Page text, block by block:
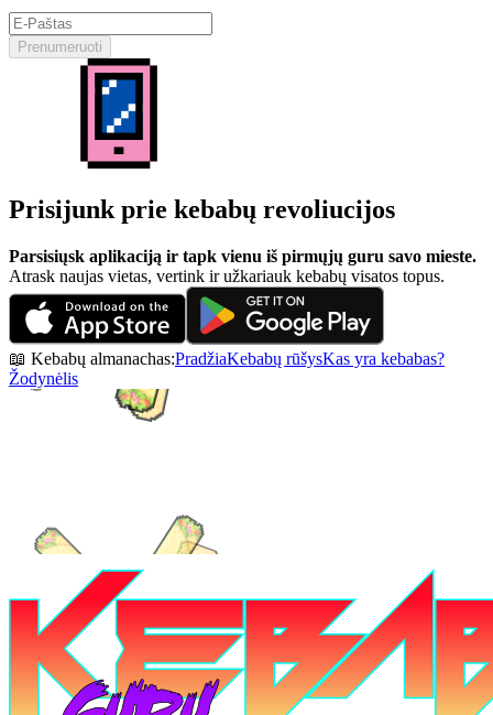
Prenumeruoti
Prisijunk prie kebabų revoliucijos
Parsisiųsk aplikaciją ir tapk vienu iš pirmųjų guru savo mieste.
Atrask naujas vietas, vertink ir užkariauk kebabų visatos topus.
📖 Kebabų almanachas:PradžiaKebabų rūšysKas yra kebabas?
Žodynėlis